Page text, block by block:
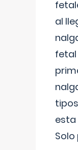
al
fetal
esta